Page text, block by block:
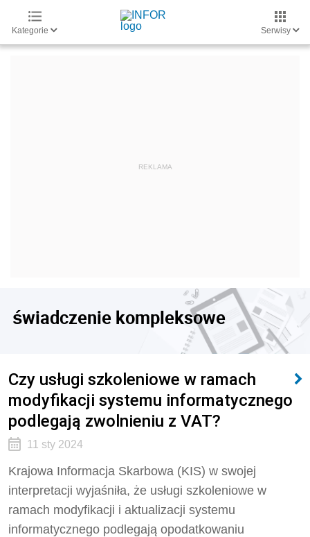
Kategorie Serwisy
świadczenie kompleksowe
Czy usługi szkoleniowe w ramach
modyfikacji systemu informatycznego
podlegają zwolnieniu z VAT?
11 sty 2024
Krajowa Informacja Skarbowa (KIS) w swojej
interpretacji wyjaśniła, że usługi szkoleniowe w
ramach modyfikacji i aktualizacji systemu
informatycznego podlegają opodatkowaniu